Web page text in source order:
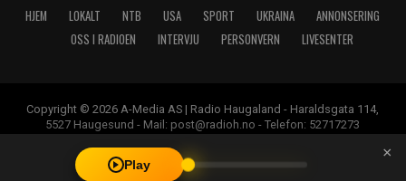
HJEM LOKALT NTB USA SPORT UKRAINA
ANNONSERING
OSS I RADIOEN
INTERVJU PERSONVERN LIVESENTER
Copyright © 2026 A-Media AS | Radio Haugaland - Haraldsgata 114,
5527 Haugesund - Mail: post@radioh.no - Telefon: 52717273
Play
×